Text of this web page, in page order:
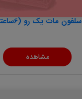
سلفون مات یک رو (6ساعته)
مشاهده